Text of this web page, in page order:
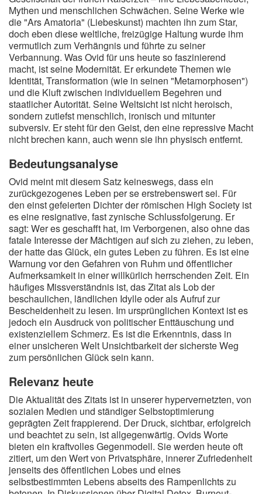
Mythen und menschlichen Schwächen. Seine Werke wie
die "Ars Amatoria" (Liebeskunst) machten ihn zum Star,
doch eben diese weltliche, freizügige Haltung wurde ihm
vermutlich zum Verhängnis und führte zu seiner
Verbannung. Was Ovid für uns heute so faszinierend
macht, ist seine Modernität. Er erkundete Themen wie
Identität, Transformation (wie in seinen "Metamorphosen")
und die Kluft zwischen individuellem Begehren und
staatlicher Autorität. Seine Weltsicht ist nicht heroisch,
sondern zutiefst menschlich, ironisch und mitunter
subversiv. Er steht für den Geist, den eine repressive Macht
nicht brechen kann, auch wenn sie ihn physisch entfernt.
Bedeutungsanalyse
Ovid meint mit diesem Satz keineswegs, dass ein
zurückgezogenes Leben per se erstrebenswert sei. Für
den einst gefeierten Dichter der römischen High Society ist
es eine resignative, fast zynische Schlussfolgerung. Er
sagt: Wer es geschafft hat, im Verborgenen, also ohne das
fatale Interesse der Mächtigen auf sich zu ziehen, zu leben,
der hatte das Glück, ein gutes Leben zu führen. Es ist eine
Warnung vor den Gefahren von Ruhm und öffentlicher
Aufmerksamkeit in einer willkürlich herrschenden Zeit. Ein
häufiges Missverständnis ist, das Zitat als Lob der
beschaulichen, ländlichen Idylle oder als Aufruf zur
Bescheidenheit zu lesen. Im ursprünglichen Kontext ist es
jedoch ein Ausdruck von politischer Enttäuschung und
existenziellem Schmerz. Es ist die Erkenntnis, dass in
einer unsicheren Welt Unsichtbarkeit der sicherste Weg
zum persönlichen Glück sein kann.
Relevanz heute
Die Aktualität des Zitats ist in unserer hypervernetzten, von
sozialen Medien und ständiger Selbstoptimierung
geprägten Zeit frappierend. Der Druck, sichtbar, erfolgreich
und beachtet zu sein, ist allgegenwärtig. Ovids Worte
bieten ein kraftvolles Gegenmodell. Sie werden heute oft
zitiert, um den Wert von Privatsphäre, innerer Zufriedenheit
jenseits des öffentlichen Lobes und eines
selbstbestimmten Lebens abseits des Rampenlichts zu